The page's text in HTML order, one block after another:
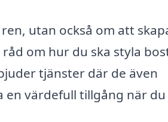
utan också om att
om hur du ska styla
tjänster där de även
värdefull tillgång när du